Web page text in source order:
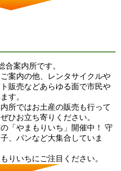
合案内所です。
案内の他、レンタサイクルや
販売などあらゆる面で市民や
す。
所ではお土産の販売も行って
ひお立ち寄りください。
「やまもりいち」開催中！ 守
、パンなど大集合していま
りいちにご注目ください。